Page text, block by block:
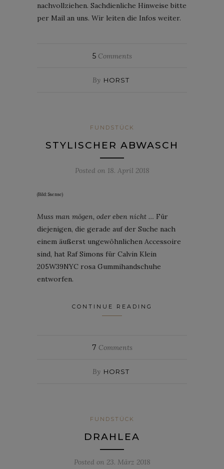
nachvollziehen. Sachdienliche Hinweise bitte
per Mail an uns. Wir leiten die Infos weiter.
5Comments
By HORST
FUNDSTÜCK
STYLISCHER ABWASCH
Posted on 18. April 2018
(Bild: Ssense)
Muss man mögen, oder eben nicht … Für
diejenigen, die gerade auf der Suche nach
einem äußerst ungewöhnlichen Accessoire
sind, hat Raf Simons für Calvin Klein
205W39NYC rosa Gummihandschuhe
entworfen.
CONTINUE READING
7 Comments
By HORST
FUNDSTÜCK
DRAHLEA
Posted on 23. März 2018